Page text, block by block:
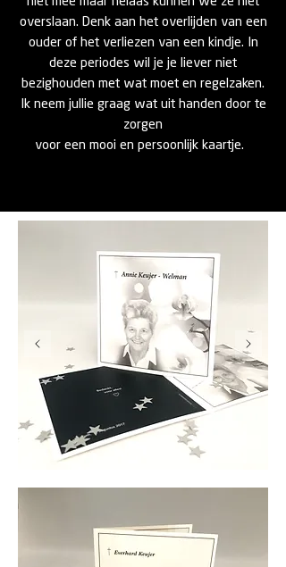
overslaan. Denk aan het overlijden van een
ouder of het verliezen van een kindje. In
deze periodes wil je je liever niet
bezighouden met wat moet en regelzaken.
Ik neem jullie graag wat uit handen door te
zorgen
voor een mooi en persoonlijk kaartje.